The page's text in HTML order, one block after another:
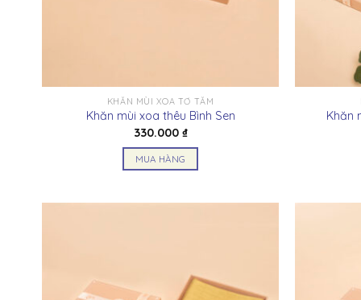
KHĂN MÙI XOA TƠ TẰM
Khăn mùi xoa thêu Bình Sen
330.000 ₫
MUA HÀNG
Khăn